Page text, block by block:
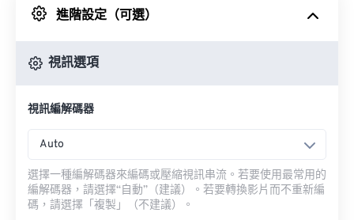
來自 Google 雲端硬碟
進階設定（可選）
視訊選項
視訊編解碼器
Auto
選擇一種編解碼器來編碼或壓縮視訊串流。若要使用最常用的
編解碼器，請選擇“自動”（建議）。若要轉換影片而不重新編
碼，請選擇「複製」（不建議）。